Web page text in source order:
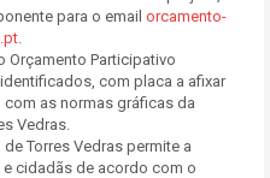
para o email orcamento-
.
Orçamento Participativo
com placa a afixar
as normas gráficas da
Vedras.
Torres Vedras permite a
cidadãs de acordo com o